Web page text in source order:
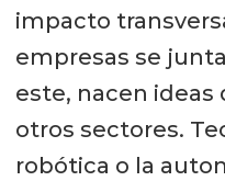
impacto
empresas se
este, nacen ideas
otros sectores.
robótica o la